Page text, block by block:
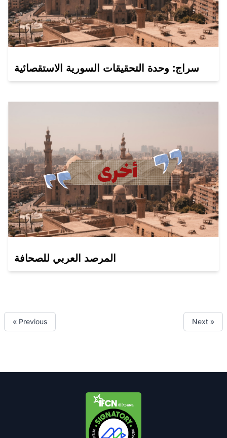
سراج: وحدة التحقيقات السورية الاستقصائية
المرصد العربي للصحافة
« Previous Next »